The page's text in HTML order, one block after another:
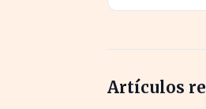
Artículos